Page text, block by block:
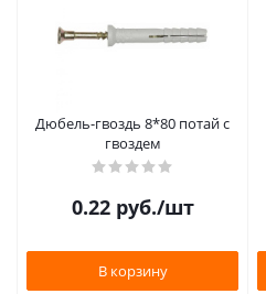
Дюбель-гвоздь 8*80 потай с
гвоздем
0.22руб./шт
В корзину